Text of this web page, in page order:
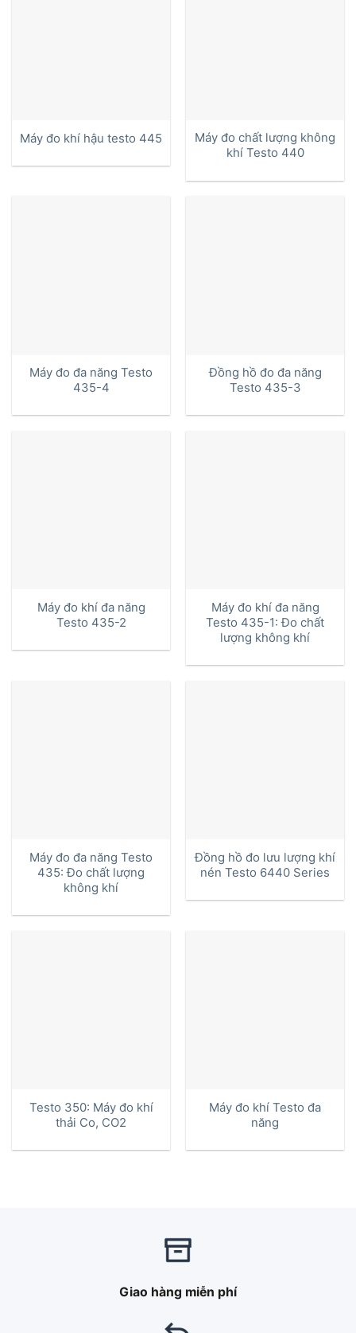
Máy đo khí hậu testo 445
Máy đo chất lượng không
khí Testo 440
Máy đo đa năng Testo
435-4
Đồng hồ đo đa năng
Testo 435-3
Máy đo khí đa năng
Testo 435-2
Máy đo khí đa năng
Testo 435-1: Đo chất
lượng không khí
Máy đo đa năng Testo
435: Đo chất lượng
không khí
Đồng hồ đo lưu lượng khí
nén Testo 6440 Series
Testo 350: Máy đo khí
thải Co, CO2
Máy đo khí Testo đa
năng
Giao hàng miễn phí